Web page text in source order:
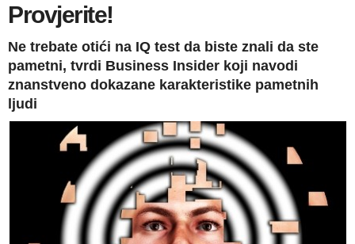
Provjerite!
Ne trebate otići na IQ test da biste znali da ste
pametni, tvrdi Business Insider koji navodi
znanstveno dokazane karakteristike pametnih
ljudi